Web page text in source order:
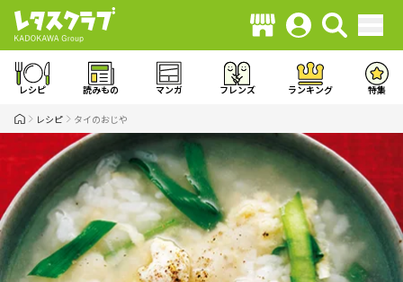
レシピ 読みもの マンガ フレンズ ランキング 特集
レシピ タイのおじや